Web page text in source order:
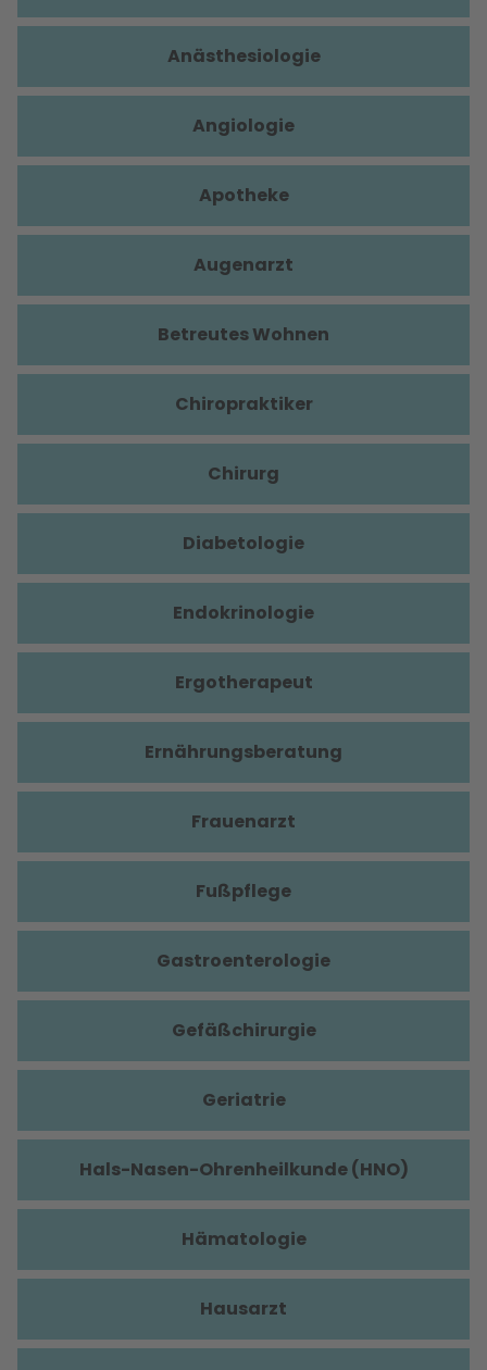
Anästhesiologie
Angiologie
Apotheke
Augenarzt
Betreutes Wohnen
Chiropraktiker
Chirurg
Diabetologie
Endokrinologie
Ergotherapeut
Ernährungsberatung
Frauenarzt
Fußpflege
Gastroenterologie
Gefäßchirurgie
Geriatrie
Hals-Nasen-Ohrenheilkunde (HNO)
Hämatologie
Hausarzt